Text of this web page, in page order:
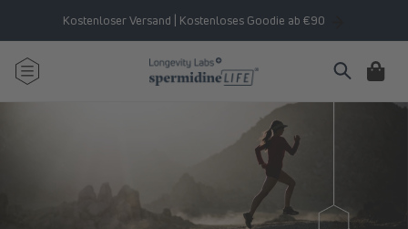
Inhalt
Kostenloser Versand | Kostenloses Goodie ab €90
Warenkorb